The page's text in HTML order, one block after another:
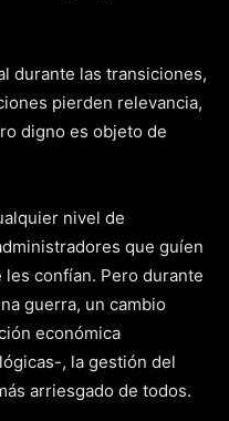
durante las transiciones,
pierden relevancia,
digno es objeto de
nivel de
que guíen
confían. Pero durante
guerra, un cambio
económica
, la gestión del
arriesgado de todos.